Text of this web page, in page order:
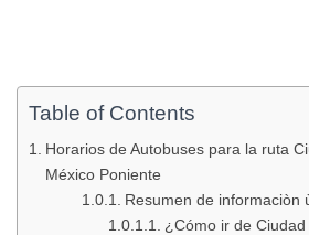
Table of Contents
Horarios de Autobuses para la ruta
México Poniente
Resumen de informaciòn
¿Cómo ir de